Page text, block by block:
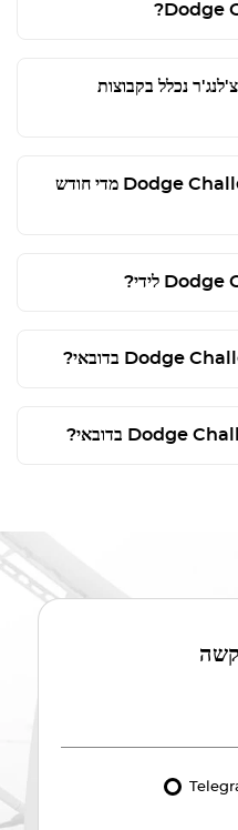
Dodge
?
נכלל בקבוצות
Dodge מדי חודש
Dodge לידי?
Dodge בדובאי?
Dodge בדובאי?